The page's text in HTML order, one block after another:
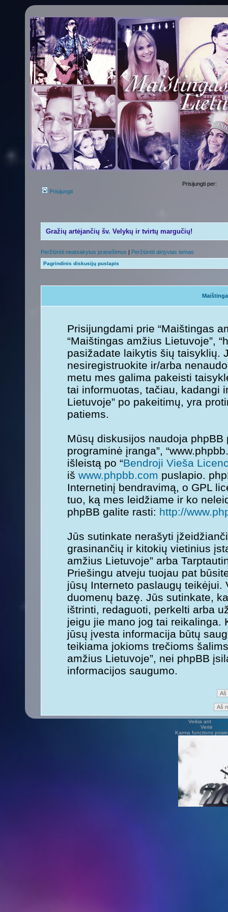
Prisijungti
Prisijungti per:
Gražių artėjančių šv. Velykų ir tvirtų margučių!
Peržiūrėti neatsakytus pranešimus | Peržiūrėti aktyvias temas
Pagrindinis diskusijų puslapis
Prisijungdami prie “Maištingas
“Maištingas amžius Lietuvoje”,
pasižadate laikytis šių taisyklių.
nesiregistruokite ir/arba
metu mes galima pakeisti
tai informuotas, tačiau, kadangi
Lietuvoje” po pakeitimų, yra
patiems.
Mūsų diskusijos naudoja phpBB
programinė įranga”,
išleistą po “Bendroji Vieša
iš www.phpbb.com puslapio.
Internetinį bendravimą, o GPL
tuo, ką mes leidžiame ir ko
phpBB galite rasti: http://
Jūs sutinkate nerašyti
grasinančių ir kitokių vietinius
amžius Lietuvoje” arba
Priešingu atveju tuojau pat
jūsų Interneto paslaugų
duomenų bazę. Jūs sutinkate,
ištrinti, redaguoti, perkelti arba
jeigu jie mano jog tai reikalinga.
jūsų įvesta informacija būtų
teikiama jokioms trečioms
amžius Lietuvoje”, nei phpBB
informacijos saugumo.
Veikia ant
Vertė Vilius
Karma functions